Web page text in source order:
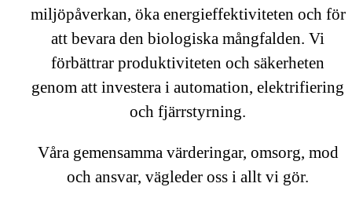
miljöpåverkan, öka energieffektiviteten och för
att bevara den biologiska mångfalden. Vi
förbättrar produktiviteten och säkerheten
genom att investera i automation, elektrifiering
och fjärrstyrning.
Våra gemensamma värderingar, omsorg, mod
och ansvar, vägleder oss i allt vi gör.